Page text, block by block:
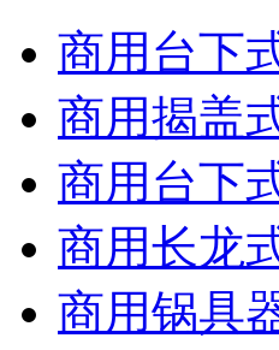
商用台下
商用揭盖
商用台下
商用长龙
商用锅具